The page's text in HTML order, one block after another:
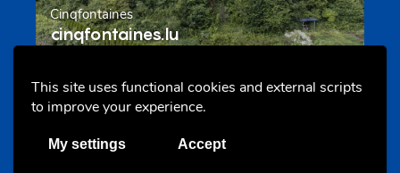
This site uses functional cookies and external scripts
to improve your experience.
My settings Accept
Cinqfontaines
cinqfontaines.lu
Portails